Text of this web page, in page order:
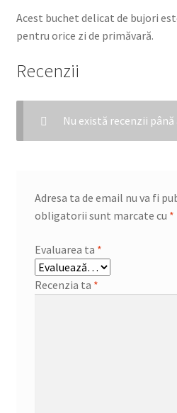
Acest buchet delicat de bujori
pentru orice zi de primăvară.
Recenzii
Nu există recenzii până
Adresa ta de email nu va fi
obligatorii sunt marcate cu *
Evaluarea ta *
Recenzia ta *